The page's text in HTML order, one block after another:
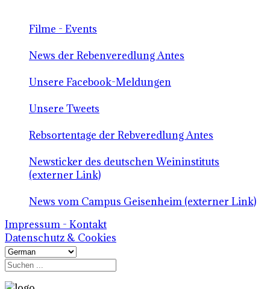
Filme - Events
News der Rebenveredlung Antes
Unsere Facebook-Meldungen
Unsere Tweets
Rebsortentage der Rebveredlung Antes
Newsticker des deutschen Weininstituts
(externer Link)
News vom Campus Geisenheim (externer Link)
Impressum - Kontakt
Datenschutz & Cookies